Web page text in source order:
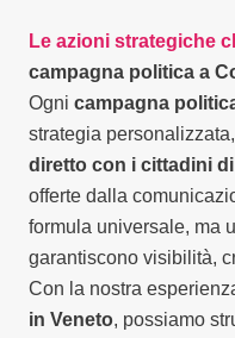
Le azioni strategiche
campagna politica a
Ogni campagna
strategia
diretto con i cittadini
offerte dalla
formula universale, ma
garantiscono visibilità,
Con la nostra
in Veneto, possiamo